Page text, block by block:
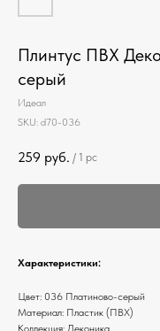
Плинтус ПВХ
серый
Идеал
SKU: d70-036
259 руб. / 1 pc
Характеристики:
Цвет: 036 Платиново-серый
Материал: Пластик (ПВХ)
Коллекция: Деконика